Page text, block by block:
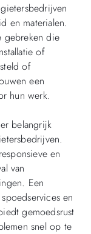
en materialen.
gebreken die
of
of
een
hun werk.
belangrijk
en
van
Een
en
gemoedsrust
snel op te